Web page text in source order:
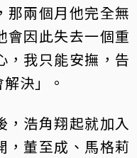
那兩個月他完全無
會因此失去一個重
，我只能安撫，告
決」。
，浩角翔起就加入
，董至成、馬格莉